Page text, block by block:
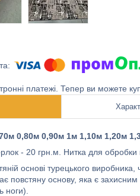
платежі. Тепер ви можете
0,80м 0,90м 1м 1,10м 1,20м
- 20 грн.м. Нитка для обробки
основі турецького
повстяну основу, яка є
ноги).